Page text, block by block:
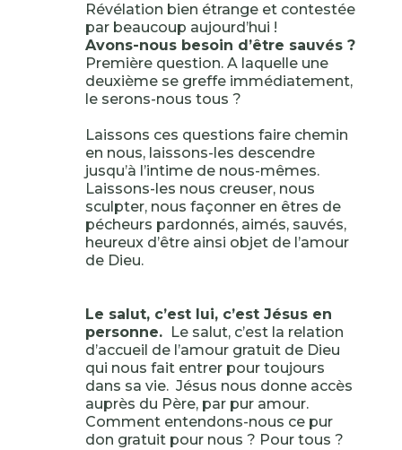
Révélation bien étrange et contestée
par beaucoup aujourd’hui !
Avons-nous besoin d’être sauvés ?
Première question. A laquelle une
deuxième se greffe immédiatement,
le serons-nous tous ?
Laissons ces questions faire chemin
en nous, laissons-les descendre
jusqu’à l’intime de nous-mêmes.
Laissons-les nous creuser, nous
sculpter, nous façonner en êtres de
pécheurs pardonnés, aimés, sauvés,
heureux d’être ainsi objet de l’amour
de Dieu.
Le salut, c’est lui, c’est Jésus en
personne. Le salut, c’est la relation
d’accueil de l’amour gratuit de Dieu
qui nous fait entrer pour toujours
dans sa vie. Jésus nous donne accès
auprès du Père, par pur amour.
Comment entendons-nous ce pur
don gratuit pour nous ? Pour tous ?